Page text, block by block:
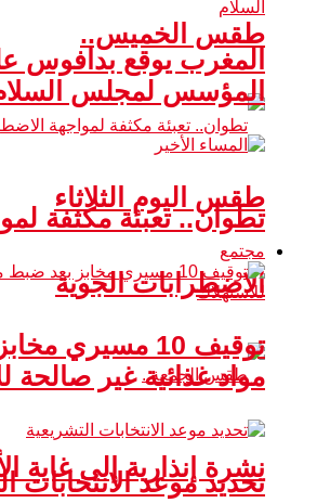
طقس الخميس..
تطوان.. تعبئة مكثفة
الاضطرابات الجوية
نشرة إنذارية إلى غاية
المغرب يوقع بدافوس
المؤسس لمجلس
طقس اليوم الثلاثاء
مجتمع
توقيف 10 مسيري
مواد غذائية غير صالحة
تحديد موعد الانتخابات